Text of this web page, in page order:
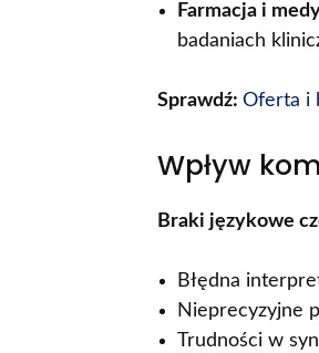
Farmacja i
badaniach
Sprawdź: Oferta i
Wpływ
Braki językowe
Błędna
Nieprecyzyjne
Trudności w